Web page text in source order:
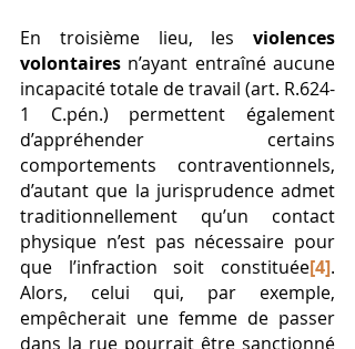
En troisième lieu, les violences
volontaires n’ayant entraîné aucune
incapacité totale de travail (art. R.624-
1 C.pén.) permettent également
d’appréhender certains
comportements contraventionnels,
d’autant que la jurisprudence admet
traditionnellement qu’un contact
physique n’est pas nécessaire pour
que l’infraction soit constituée[4].
Alors, celui qui, par exemple,
empêcherait une femme de passer
dans la rue pourrait être sanctionné